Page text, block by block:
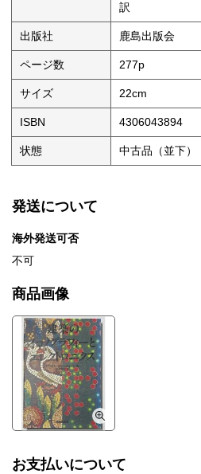
訳
出版社 鹿島出版会
ページ数 277p
サイズ 22cm
ISBN 4306043894
状態 中古品（並下）
発送について
海外発送可否
不可
商品画像
お支払いについて